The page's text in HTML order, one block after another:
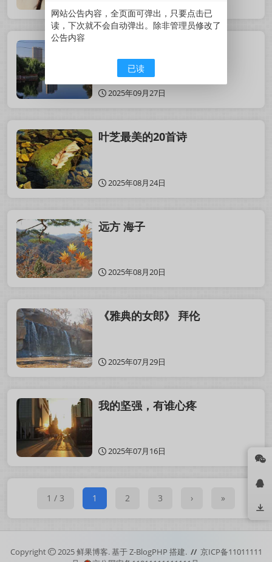
2025年09月27日
叶芝最美的20首诗
2025年08月24日
远方 海子
2025年08月20日
《雅典的女郎》 拜伦
2025年07月29日
我的坚强，有谁心疼
2025年07月16日
1 / 3 1 2 3 › »
Copyright 2025鲜果博客.基于Z-BlogPHP 搭建. // 京ICP备11011111
网站公告内容，全页面可弹出，只要点击已
读，下次就不会自动弹出。除非管理员修改了
公告内容
已读